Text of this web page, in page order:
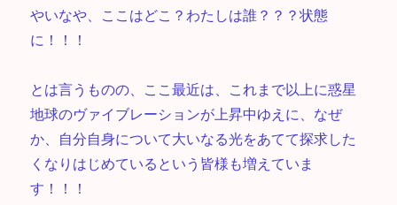
やいなや、ここはどこ？わたしは誰？？？状態
に！！！
とは言うものの、ここ最近は、これまで以上に惑星
地球のヴァイブレーションが上昇中ゆえに、なぜ
か、自分自身について大いなる光をあてて探求した
くなりはじめているという皆様も増えていま
す！！！